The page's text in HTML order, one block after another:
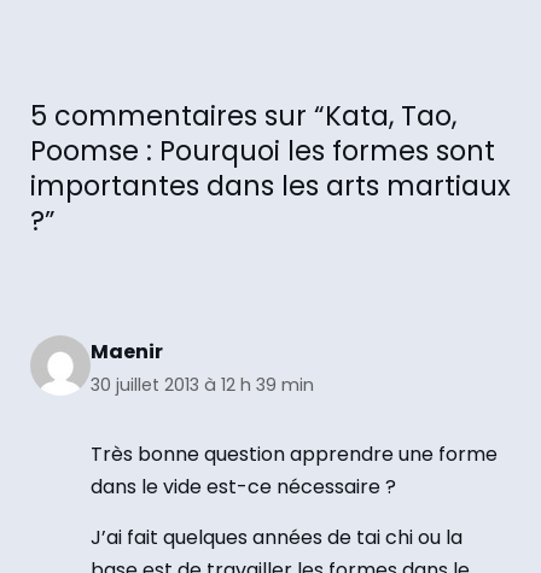
5 commentaires sur “Kata, Tao,
Poomse : Pourquoi les formes sont
importantes dans les arts martiaux
?”
Maenir
30 juillet 2013 à 12 h 39 min
Très bonne question apprendre une forme
dans le vide est-ce nécessaire ?
J’ai fait quelques années de tai chi ou la